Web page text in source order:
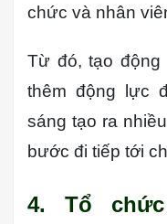
chức và nhân
Từ đó, tạo
thêm động lực
sáng tạo ra
bước đi tiếp tới
4. Tổ